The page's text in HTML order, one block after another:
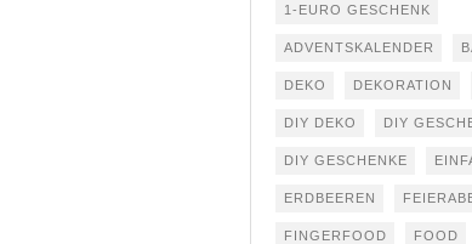
1-EURO GESCHENK
ADVENTSKALENDER
DEKO DEKORATION
DIY DEKO DIY
DIY GESCHENKE
ERDBEEREN
FINGERFOOD FOOD